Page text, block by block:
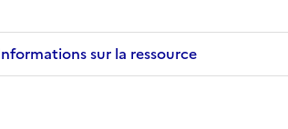
sur la ressource